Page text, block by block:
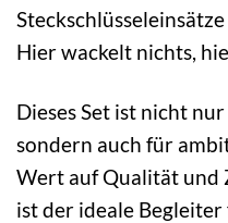
Hier wackelt nichts,
Dieses Set ist nicht
sondern auch für
Wert auf Qualität und
ist der ideale